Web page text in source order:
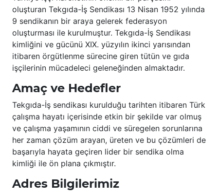
oluşturan Tekgıda-İş Sendikası 13 Nisan 1952 yılında
9 sendikanın bir araya gelerek federasyon
oluşturması ile kurulmuştur. Tekgıda-İş Sendikası
kimliğini ve gücünü XIX. yüzyılın ikinci yarısından
itibaren örgütlenme sürecine giren tütün ve gıda
işçilerinin mücadeleci geleneğinden almaktadır.
Amaç ve Hedefler
Tekgıda-İş sendikası kurulduğu tarihten itibaren Türk
çalışma hayatı içerisinde etkin bir şekilde var olmuş
ve çalışma yaşamının ciddi ve süregelen sorunlarına
her zaman çözüm arayan, üreten ve bu çözümleri de
başarıyla hayata geçiren lider bir sendika olma
kimliği ile ön plana çıkmıştır.
Adres Bilgilerimiz